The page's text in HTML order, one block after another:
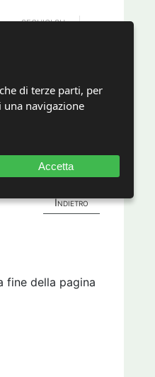
SEGUICI SU
Indietro
fine della pagina
di terze parti, per
navigazione
Accetta